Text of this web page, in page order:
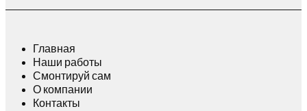
Главная
Наши работы
Смонтируй сам
О компании
Контакты